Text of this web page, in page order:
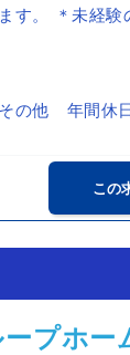
す。 ＊未経験
の他 年間休
この
プホ